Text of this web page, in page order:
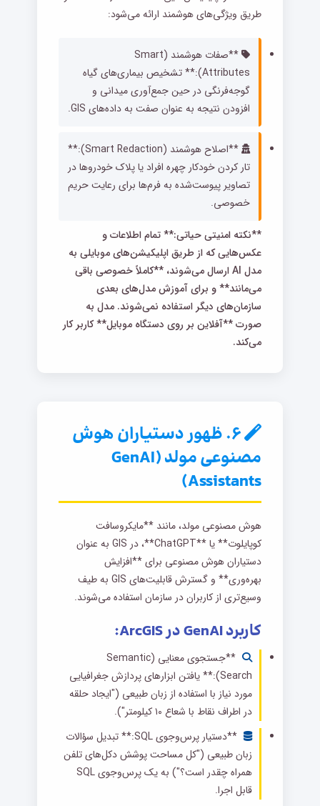
طریق ویژگی‌های هوشمند ارائه می‌شود:
**صفات هوشمند (Smart
Attributes):** تشخیص بیماری‌های گیاه
گوجه‌فرنگی در حین جمع‌آوری میدانی و
افزودن نتیجه به عنوان صفت به داده‌های GIS.
**اصلاح هوشمند (Smart Redaction):**
تار کردن خودکار چهره افراد یا پلاک خودروها در
تصاویر پیوست‌شده به فرم‌ها برای رعایت حریم
خصوصی.
**نکته امنیتی حیاتی:** تمام اطلاعات و
عکس‌هایی که از طریق اپلیکیشن‌های موبایلی به
مدل AI ارسال می‌شوند، **کاملاً خصوصی باقی
می‌مانند** و برای آموزش مدل‌های بعدی
سازمان‌های دیگر استفاده نمی‌شوند. مدل به
صورت **آفلاین بر روی دستگاه موبایل** کاربر کار
می‌کند.
۶. ظهور دستیاران هوش
مصنوعی مولد (GenAI
Assistants)
هوش مصنوعی مولد، مانند **مایکروسافت
کوپایلوت** یا **ChatGPT**، در GIS به عنوان
دستیاران هوش مصنوعی برای **افزایش
بهره‌وری** و گسترش قابلیت‌های GIS به طیف
وسیع‌تری از کاربران در سازمان استفاده می‌شوند.
کاربرد GenAI در ArcGIS:
**جستجوی معنایی (Semantic
Search):** یافتن ابزارهای پردازش جغرافیایی
مورد نیاز با استفاده از زبان طبیعی ("ایجاد حلقه
در اطراف نقاط با شعاع ۱۰ کیلومتر").
**دستیار پرس‌وجوی SQL:** تبدیل سؤالات
زبان طبیعی ("کل مساحت پوشش دکل‌های تلفن
همراه چقدر است؟") به یک پرس‌وجوی SQL
قابل اجرا.